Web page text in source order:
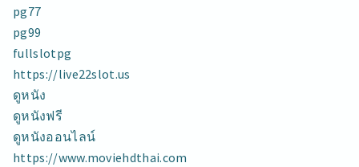
pg77
pg99
fullslotpg
https://live22slot.us
ดูหนัง
ดูหนังฟรี
ดูหนังออนไลน์
https://www.moviehdthai.com